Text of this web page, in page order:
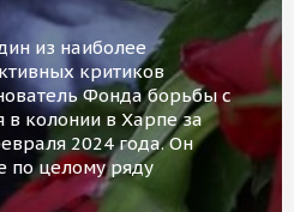
из наиболее
критиков
Фонда борьбы с
в колонии в Харпе за
2024 года. Он
по целому ряду